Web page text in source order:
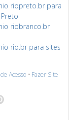
riopreto.br para
riobranco.br
rio.br para sites
Acesso • Fazer Site